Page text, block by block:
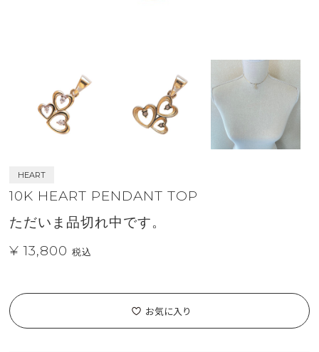
HEART
10K HEART PENDANT TOP
ただいま品切れ中です。
¥ 13,800税込
お気に入り